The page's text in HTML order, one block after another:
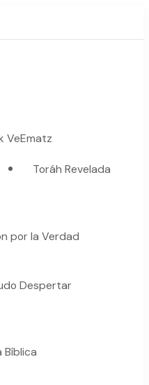
VeEmatz
Toráh Revelada
por la Verdad
Despertar
Bíblica